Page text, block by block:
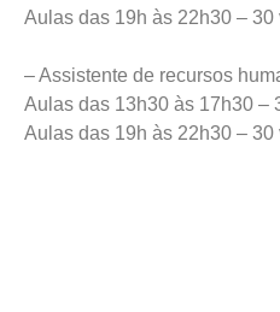
Aulas das 19h às 22h30 – 30
– Assistente de recursos
Aulas das 13h30 às 17h30 –
Aulas das 19h às 22h30 – 30